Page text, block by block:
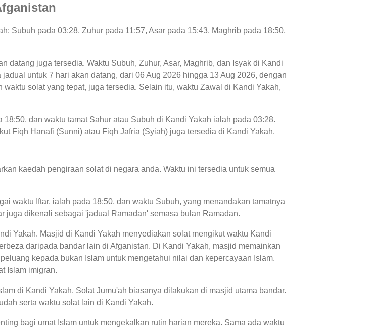
Subuh pada 03:28, Zuhur pada 11:57, Asar pada 15:43, Maghrib pada 18:50,
datang juga tersedia. Waktu Subuh, Zuhur, Asar, Maghrib, dan Isyak di Kandi
untuk 7 hari akan datang, dari 06 Aug 2026 hingga 13 Aug 2026, dengan
solat yang tepat, juga tersedia. Selain itu, waktu Zawal di Kandi Yakah,
dan waktu tamat Sahur atau Subuh di Kandi Yakah ialah pada 03:28.
Fiqh Hanafi (Sunni) atau Fiqh Jafria (Syiah) juga tersedia di Kandi Yakah.
kaedah pengiraan solat di negara anda. Waktu ini tersedia untuk semua
waktu Iftar, ialah pada 18:50, dan waktu Subuh, yang menandakan tamatnya
juga dikenali sebagai 'jadual Ramadan' semasa bulan Ramadan.
Yakah. Masjid di Kandi Yakah menyediakan solat mengikut waktu Kandi
daripada bandar lain di Afganistan. Di Kandi Yakah, masjid memainkan
kepada bukan Islam untuk mengetahui nilai dan kepercayaan Islam.
Islam imigran.
di Kandi Yakah. Solat Jumu'ah biasanya dilakukan di masjid utama bandar.
serta waktu solat lain di Kandi Yakah.
bagi umat Islam untuk mengekalkan rutin harian mereka. Sama ada waktu